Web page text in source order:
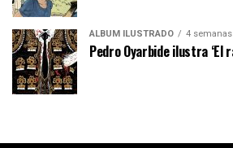
ÁLBUM ILUSTRADO 4
Pedro Oyarbide ilustra ‘El